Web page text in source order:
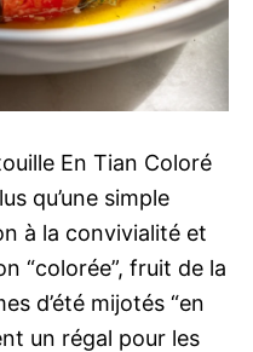
En Tian Coloré
qu’une simple
à la convivialité et
“colorée”, fruit de la
d’été mijotés “en
un régal pour les